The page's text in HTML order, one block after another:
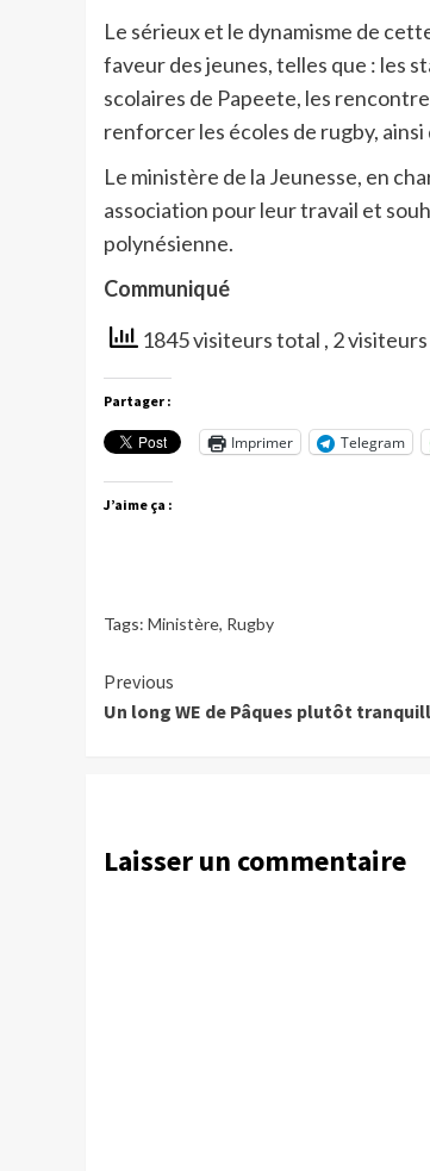
Le sérieux et le dynamisme de
faveur des jeunes, telles que : les
scolaires de Papeete, les
renforcer les écoles de rugby,
Le ministère de la Jeunesse, en
association pour leur travail et
polynésienne.
Communiqué
1845 visiteurs total , 2
Partager :
Imprimer Telegram
J’aime ça :
Tags: Ministère, Rugby
Continue
Reading
Previous
Un long WE de Pâques plutôt
Laisser un commentaire